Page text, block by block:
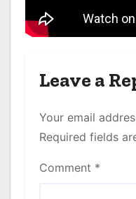
Leave a
Your email
Required fields
Comment *